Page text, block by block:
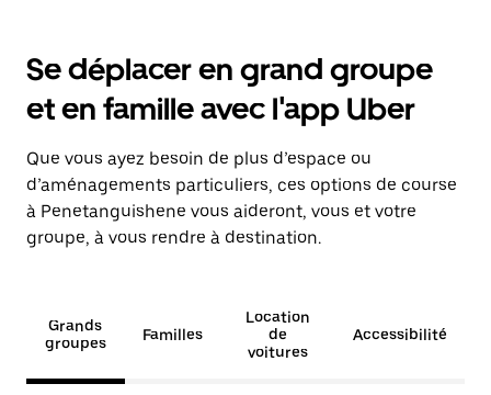
Se déplacer en grand groupe
et en famille avec l'app Uber
Que vous ayez besoin de plus d’espace ou
d’aménagements particuliers, ces options de course
à Penetanguishene vous aideront, vous et votre
groupe, à vous rendre à destination.
Grands
groupes
Familles
Location
de
voitures
Accessibilité